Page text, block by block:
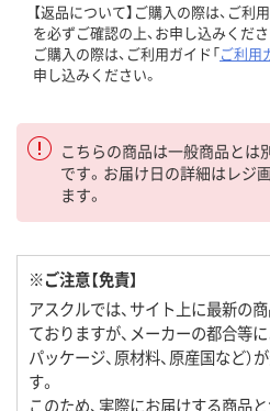
【返品について】ご購入の際は、ご利
を必ずご確認の上、お申し込みくださ
ご購入の際は、ご利用ガイド「ご利用
申し込みください。
こちらの商品は一般商品とは
です。お届け日の詳細はレジ
ます。
※ご注意【免責】
アスクルでは、サイト上に最新の
ておりますが、メーカーの都合等に
パッケージ、原材料、原産国など
す。
このため、実際にお届けする商品